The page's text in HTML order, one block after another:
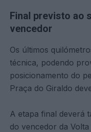
Final previsto ao
vencedor
Os últimos
técnica, podendo
posicionamento do
Praça do Giraldo
A etapa final deverá
do vencedor da